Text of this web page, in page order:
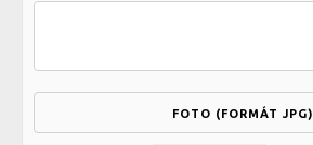
FOTO (FORMÁT JPG)